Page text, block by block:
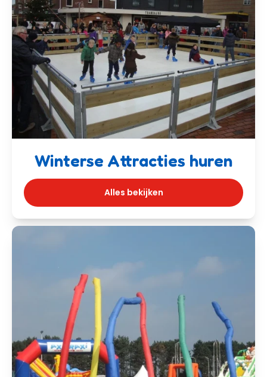
Winterse Attracties huren
Alles bekijken